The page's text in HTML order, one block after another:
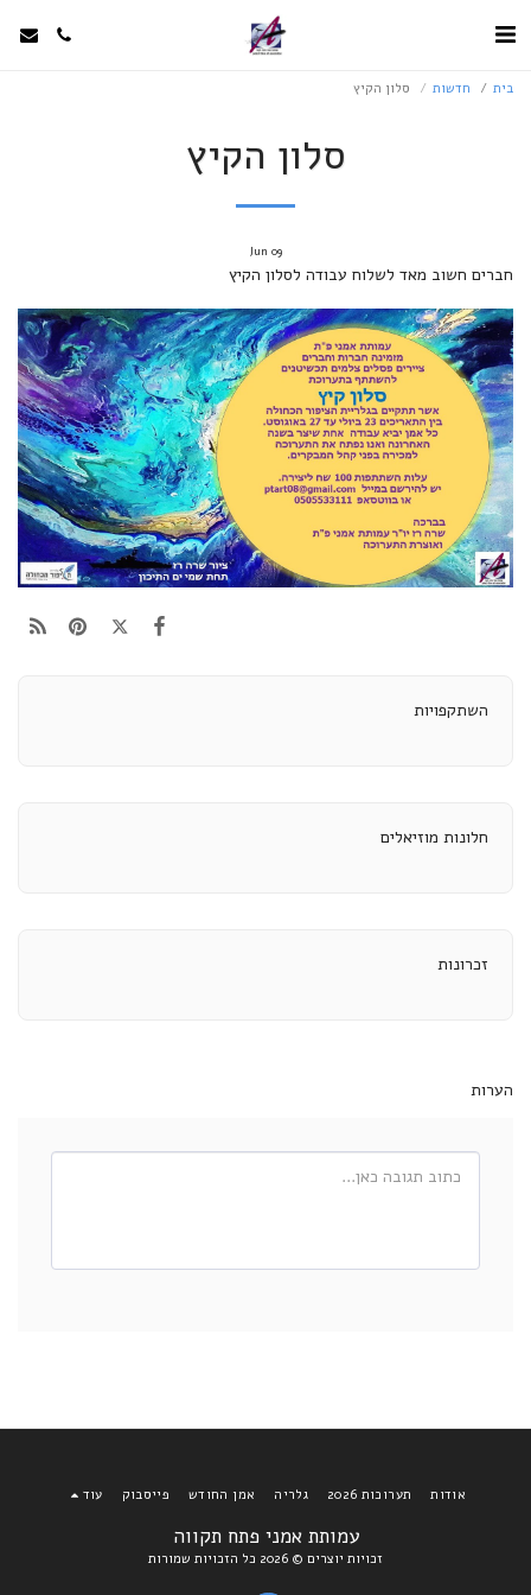
בית חדשות סלון הקיץ
סלון הקיץ
09
Jun
חברים חשוב מאד לשלוח עבודה לסלון הקיץ
השתקפויות
חלונות מוזיאלים
זכרונות
הערות
עמותת אמני פתח תקווה
זכויות יוצרים © 2026 כל הזכויות שמורות
אודות תערוכות 2026 גלריה אמן החודש פייסבוק עוד